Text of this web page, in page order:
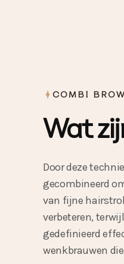
COMBI
Wat
Door deze
gecombineerd
van fijne
verbeteren,
gedefinieerd
wenkbrauwen